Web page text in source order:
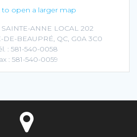
SAINTE-ANNE LOCAL 202
DE-BEAUPRÉ, QC, G0A 3C0
: 581-540-0058
: 581-540-0059